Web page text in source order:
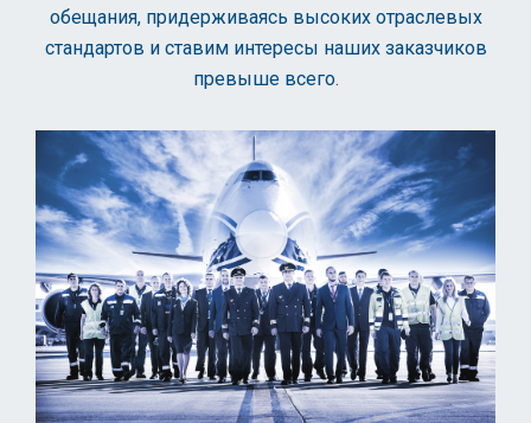
обещания, придерживаясь высоких отраслевых
стандартов и ставим интересы наших заказчиков
превыше всего.